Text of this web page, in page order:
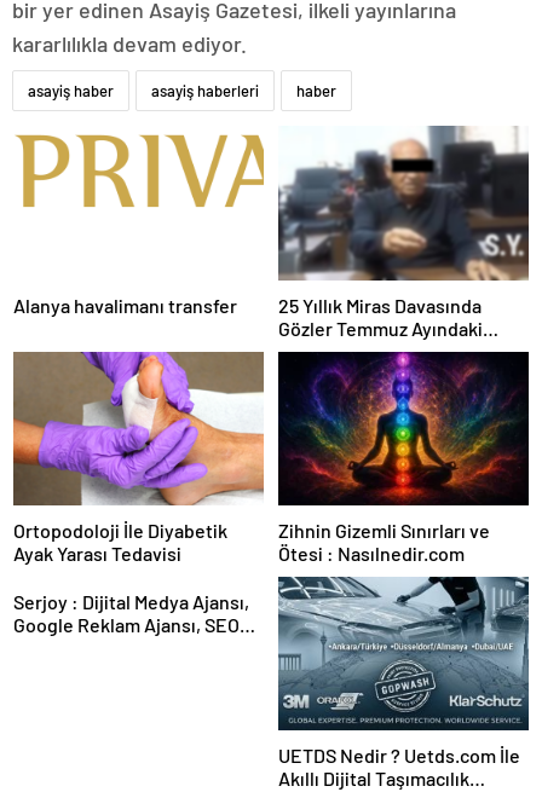
bir yer edinen Asayiş Gazetesi, ilkeli yayınlarına
kararlılıkla devam ediyor.
asayiş haber asayiş haberleri haber
Alanya havalimanı transfer
25 Yıllık Miras Davasında
Gözler Temmuz Ayındaki
Karar Duruşmasına Çevrildi
Ortopodoloji İle Diyabetik
Ayak Yarası Tedavisi
Zihnin Gizemli Sınırları ve
Ötesi : Nasılnedir.com
Serjoy : Dijital Medya Ajansı,
Google Reklam Ajansı, SEO
UETDS Nedir ? Uetds.com İle
Akıllı Dijital Taşımacılık